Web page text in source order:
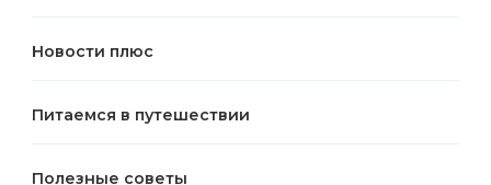
Новости плюс
Питаемся в путешествии
Полезные советы